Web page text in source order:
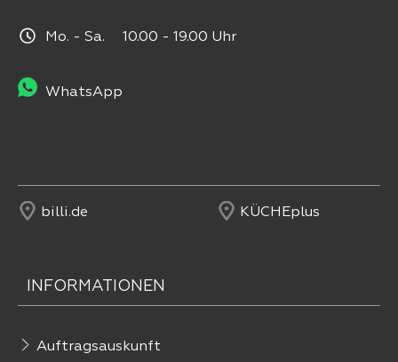
Mo. - Sa. 10.00 - 19.00 Uhr
WhatsApp
billi.de KÜCHEplus
INFORMATIONEN
Auftragsauskunft